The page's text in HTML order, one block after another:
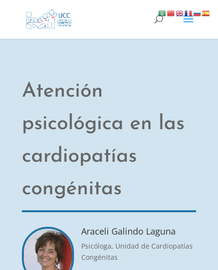
Atención
psicológica en las
cardiopatías
congénitas
Araceli Galindo Laguna
Psicóloga, Unidad de Cardiopatías
Congénitas